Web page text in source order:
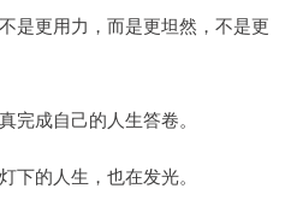
是更用力，而是更坦然，不是更
完成自己的人生答卷。
下的人生，也在发光。